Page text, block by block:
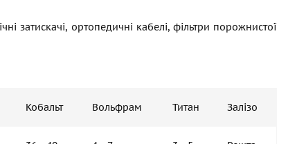
затискачі, ортопедичні кабелі, фільтри порожнистої
Кобальт Вольфрам Титан Залізо